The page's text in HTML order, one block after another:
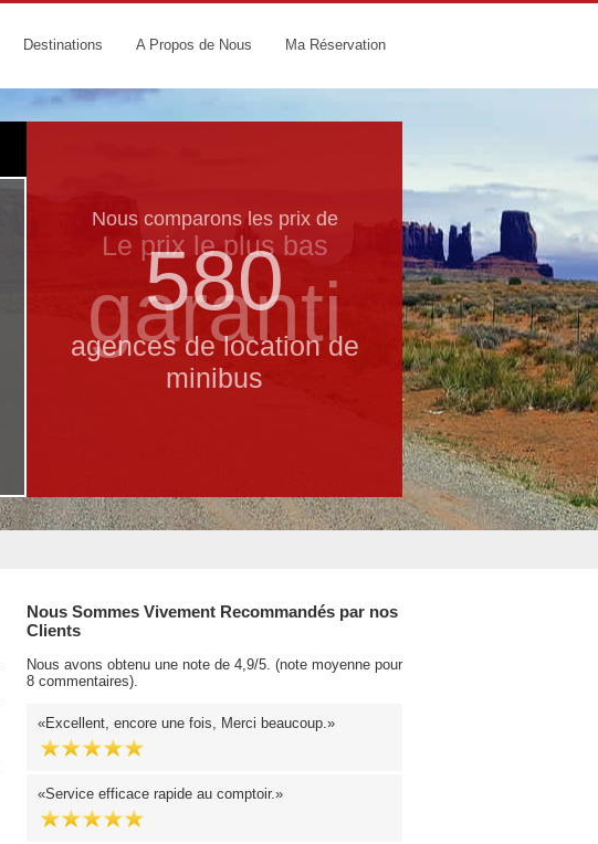
Destinations A Propos de Nous Ma Réservation
Nous comparons les prix de
580
agences de location de
minibus
Le prix le​ plus bas
garanti
Nous Sommes Vivement Recommandés par nos
Clients
Nous avons obtenu une note de 4,9/5. (note moyenne pour
8 commentaires).
Excellent, encore une fois, Merci beaucoup.
Service efficace rapide au comptoir.